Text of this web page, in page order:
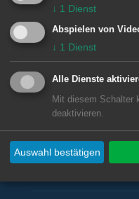
Unsere Anschrift
TSG
07361 41105
info@tsg-1899.de
↓ 1 Dienst
Abspielen von
↓ 1 Dienst
Alle Dienste
Mit diesem Schalter
deaktivieren.
Auswahl bestätigen